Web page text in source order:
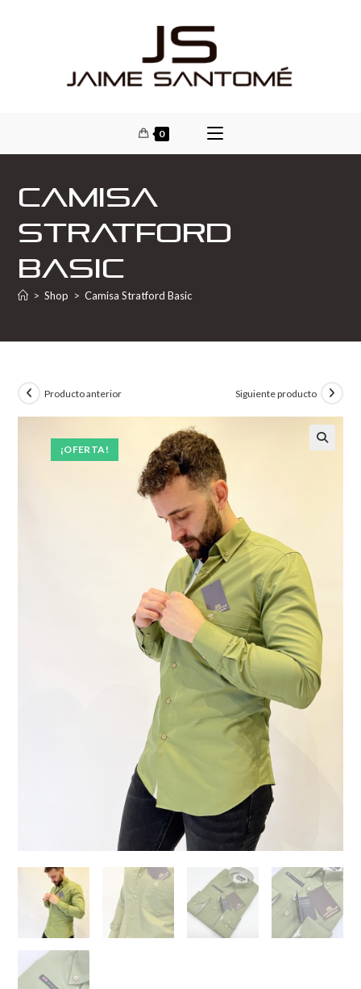
0
Camisa
Stratford
Basic
> Shop > Camisa Stratford Basic
¡OFERTA!
Producto anterior Siguiente producto